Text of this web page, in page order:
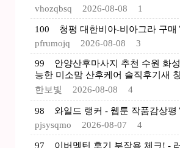
vhozqbsq
2026-08-08 1
100
청평 대한비아-비아그라 구매
pfrumojq
2026-08-08 3
99
안양산후마사지 추천 수원 화
능한 미소맘 산후케어 솔직후기새
한보빛
2026-08-08 4
98
와일드 랭커 - 웹툰 작품감상평
pjsysqmo
2026-08-07 4
97
이버멕틴 후기 부작용 체크! -